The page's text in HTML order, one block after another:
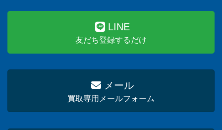
LINE
友だち登録するだけ
メール
買取専用メールフォーム